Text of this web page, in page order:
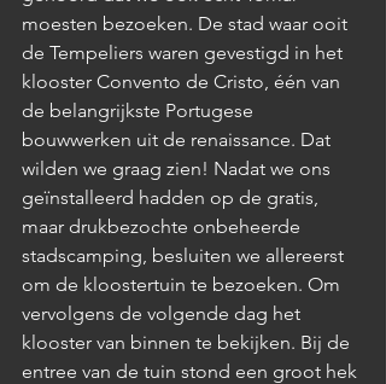
moesten bezoeken. De stad waar ooit
de Tempeliers waren gevestigd in het
klooster Convento de Cristo, één van
de belangrijkste Portugese
bouwwerken uit de renaissance. Dat
wilden we graag zien! Nadat we ons
geïnstalleerd hadden op de gratis,
maar drukbezochte onbeheerde
stadscamping, besluiten we allereerst
om de kloostertuin te bezoeken. Om
vervolgens de volgende dag het
klooster van binnen te bekijken. Bij de
entree van de tuin stond een groot hek